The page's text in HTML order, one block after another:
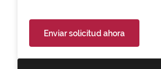
Enviar solicitud ahora